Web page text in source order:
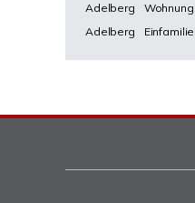
Adelberg
Adelberg